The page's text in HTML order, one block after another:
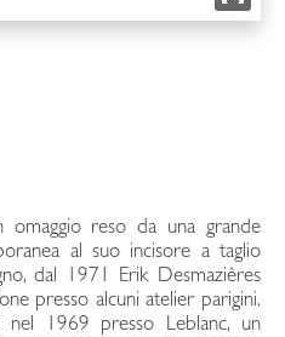
omaggio reso da una grande
al suo incisore a taglio
dal 1971 Erik Desmazières
presso alcuni atelier parigini.
nel 1969 presso Leblanc, un